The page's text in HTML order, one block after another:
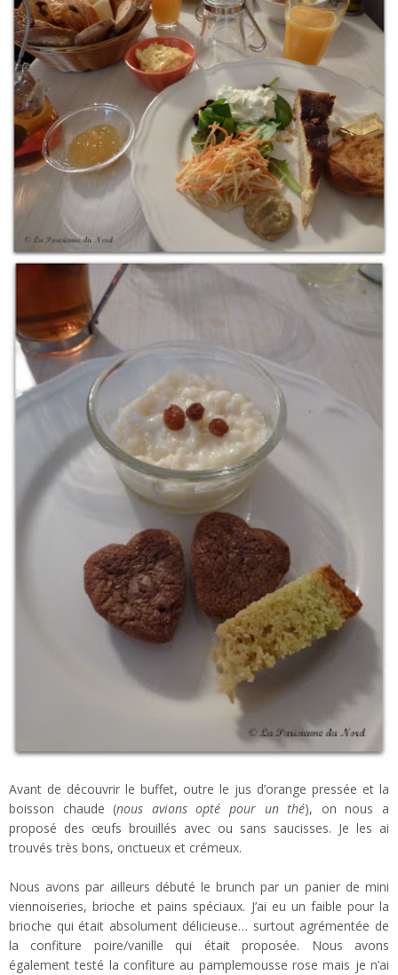
Avant de découvrir le buffet, outre le jus d’orange pressée et la
boisson chaude (nous avions opté pour un thé), on nous a
proposé des œufs brouillés avec ou sans saucisses. Je les ai
trouvés très bons, onctueux et crémeux.
Nous avons par ailleurs débuté le brunch par un panier de mini
viennoiseries, brioche et pains spéciaux. J’ai eu un faible pour la
brioche qui était absolument délicieuse… surtout agrémentée de
la confiture poire/vanille qui était proposée. Nous avons
également testé la confiture au pamplemousse rose mais je n’ai